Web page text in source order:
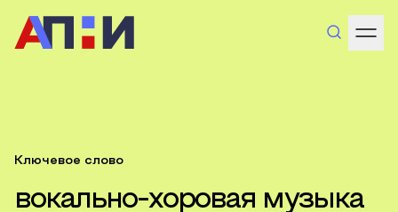
Ключевое слово
вокально-хоровая музыка